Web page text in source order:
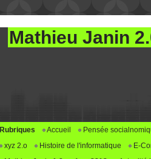
Mathieu Janin
Rubriques Accueil Pensée
xyz 2.o
Histoire de l'informatique E-